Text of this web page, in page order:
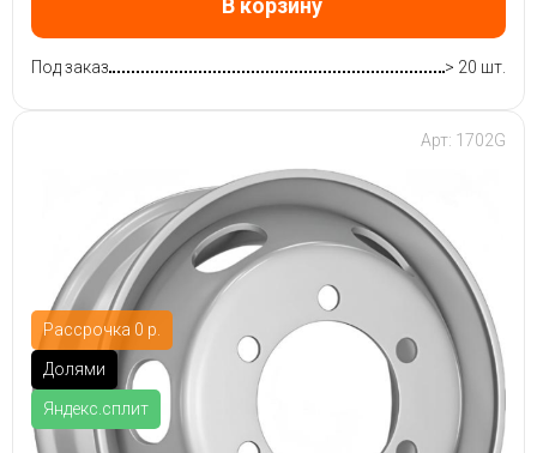
В корзину
Под заказ > 20 шт.
Рассрочка 0 р.
Долями
Яндекс.сплит
Арт: 1702G